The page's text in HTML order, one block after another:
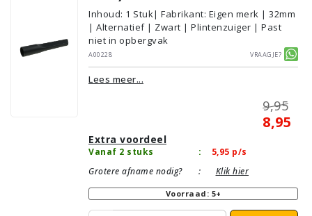
Inhoud: 1 Stuk| Fabrikant: Eigen merk | 32mm
| Alternatief | Zwart | Plintenzuiger | Past
niet in opbergvak
A00228
Vraagje?
Lees meer...
9,95
8,95
Extra voordeel
Vanaf 2 stuks : 5,95 p/s
Grotere afname nodig?
: Klik hier
Voorraad: 5+